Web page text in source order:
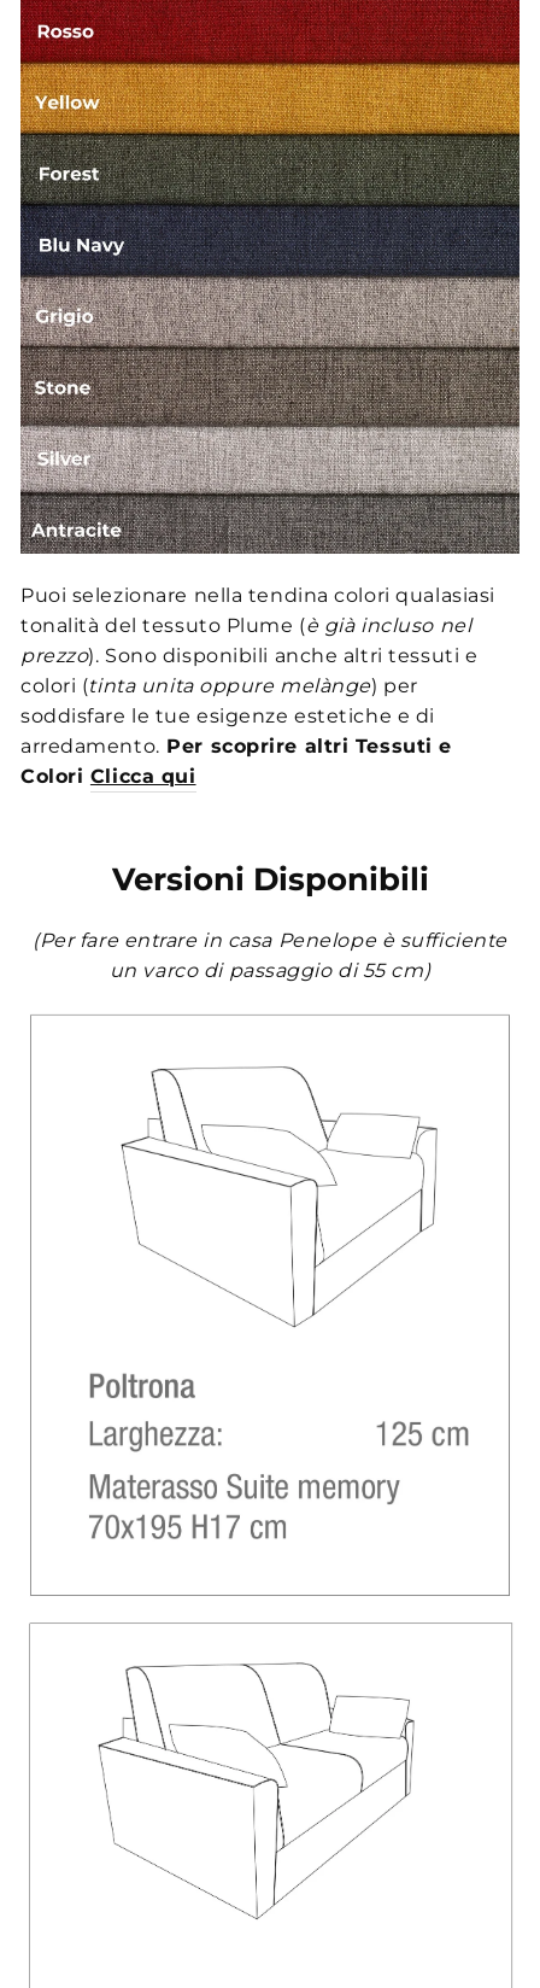
Puoi selezionare nella tendina colori qualasiasi
tonalità del tessuto Plume (è già incluso nel
prezzo). Sono disponibili anche altri tessuti e
colori (tinta unita oppure melànge) per
soddisfare le tue esigenze estetiche e di
arredamento. Per scoprire altri Tessuti e
Colori Clicca qui
Versioni Disponibili
(Per fare entrare in casa Penelope è sufficiente
un varco di passaggio di 55 cm)